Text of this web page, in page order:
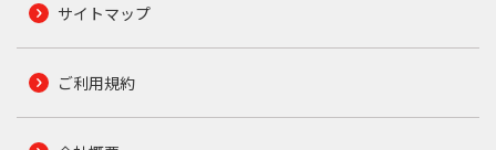
サイトマップ
ご利用規約